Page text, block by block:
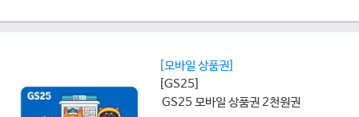
[모바일 상품권]
[GS25]
GS25 모바일 상품권 2천원권